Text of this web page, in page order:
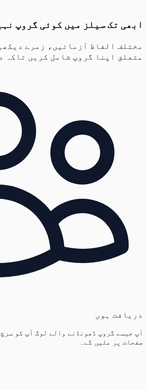
ابھی تک سیلز میں کوئی گروپ
مختلف الفاظ آزمائیں، زمرے
متعلق اپنا گروپ شامل کریں تاکہ
دریافت ہوں
آپ جیسے گروپ ڈھونڈنے والے لوگ آپ کو سرچ
صفحات پر ملیں گے۔